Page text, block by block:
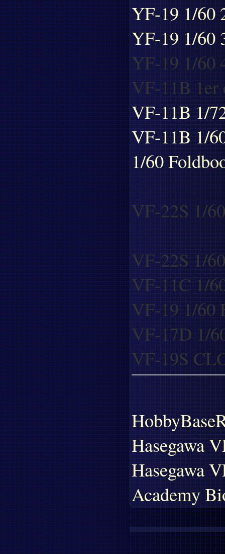
YF-19 1/60
YF-19 1/60
YF-19 1/60
VF-11B 1er
VF-11B 1/
VF-11B 1/
1/60
VF-22S 1/
VF-22S 1/
VF-11C 1/
VF-19 1/60
VF-17D 1/
VF-19S
Hasegawa
Hasegawa
Academy